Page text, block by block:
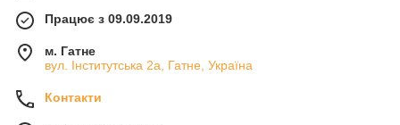
Працює з 09.09.2019
м. Гатне
вул. Інститутська 2а, Гатне, Україна
Контакти